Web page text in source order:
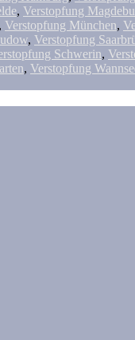
, Verstopfung
, Verstopfung München,
, Verstopfung
Schwerin,
, Verstopfung